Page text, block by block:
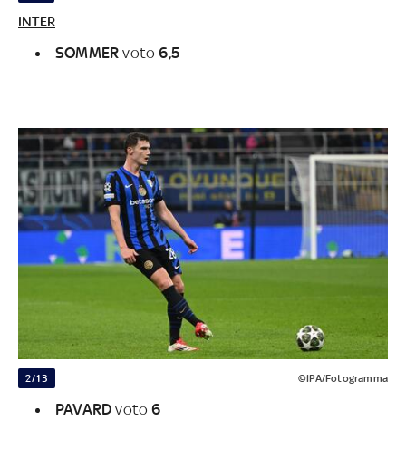
INTER
SOMMERvoto6,5
2/13 ©IPA/Fotogramma
PAVARD voto 6